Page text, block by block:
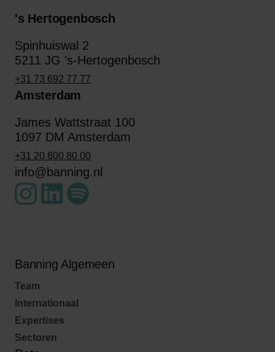
's Hertogenbosch
Spinhuiswal 2
5211 JG 's-Hertogenbosch
+31 73 692 77 77
Amsterdam
James Wattstraat 100
1097 DM Amsterdam
+31 20 800 80 00
info@banning.nl
Banning Algemeen
Team
Internationaal
Expertises
Sectoren